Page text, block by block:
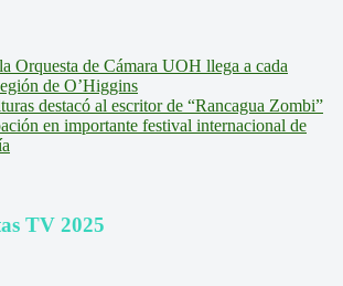
Orquesta de Cámara UOH llega a cada
de O’Higgins
destacó al escritor de “Rancagua Zombi”
en importante festival internacional de
TV 2025